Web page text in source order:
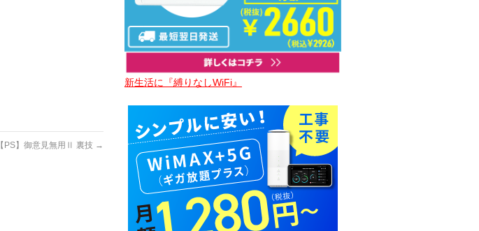
【PS】御意見無用Ⅱ 裏技 →
新生活に『縛りなしWiFi』